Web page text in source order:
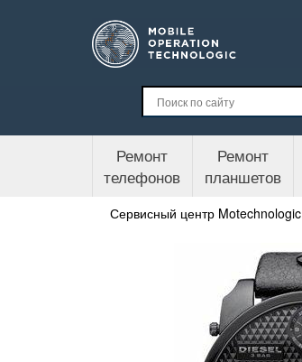
Ремонт
телефонов
Ремонт
планшетов
Сервисный центр Motechnologic